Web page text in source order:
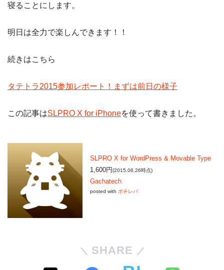
寝ることにします。
明日は全力で楽しんできます！！
続きはこちら
タテトラ2015参加レポート！まずは前日の様子
この記事はSLPRO X for iPhoneを使って書きました。
SLPRO X for WordPress & Movable Type
1,600円(2015.06.26時点)
Gachatech
posted with ポチレバ
SHARE